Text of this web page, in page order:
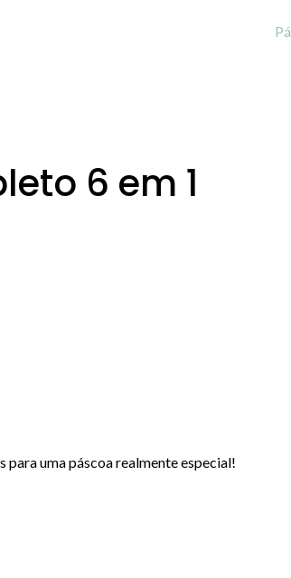
6 em 1
uma páscoa realmente especial!